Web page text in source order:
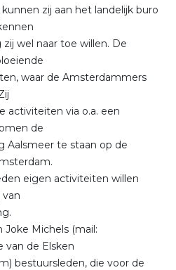
zij aan het landelijk buro
wel naar toe willen. De
waar de Amsterdammers
activiteiten via o.a. een
de
Aalsmeer te staan op de
eigen activiteiten willen
Joke Michels (mail:
van de Elsken
bestuursleden, die voor de